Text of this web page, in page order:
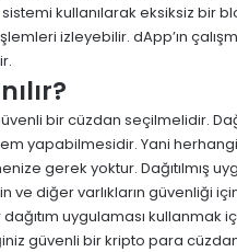
kullanılarak eksiksiz bir
izleyebilir. dApp’ın
bir cüzdan seçilmelidir.
yapabilmesidir. Yani
gerek yoktur. Dağıtılmış
ve diğer varlıkların güvenliği
uygulaması kullanmak
güvenli bir kripto para